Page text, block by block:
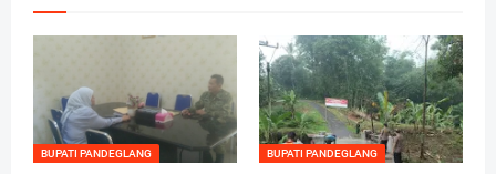
BUPATI PANDEGLANG BUPATI PANDEGLANG